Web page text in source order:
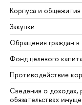
Корпуса и общежития
Закупки
Обращения граждан
Фонд целевого
Противодействие
Сведения о доходах,
обязательствах